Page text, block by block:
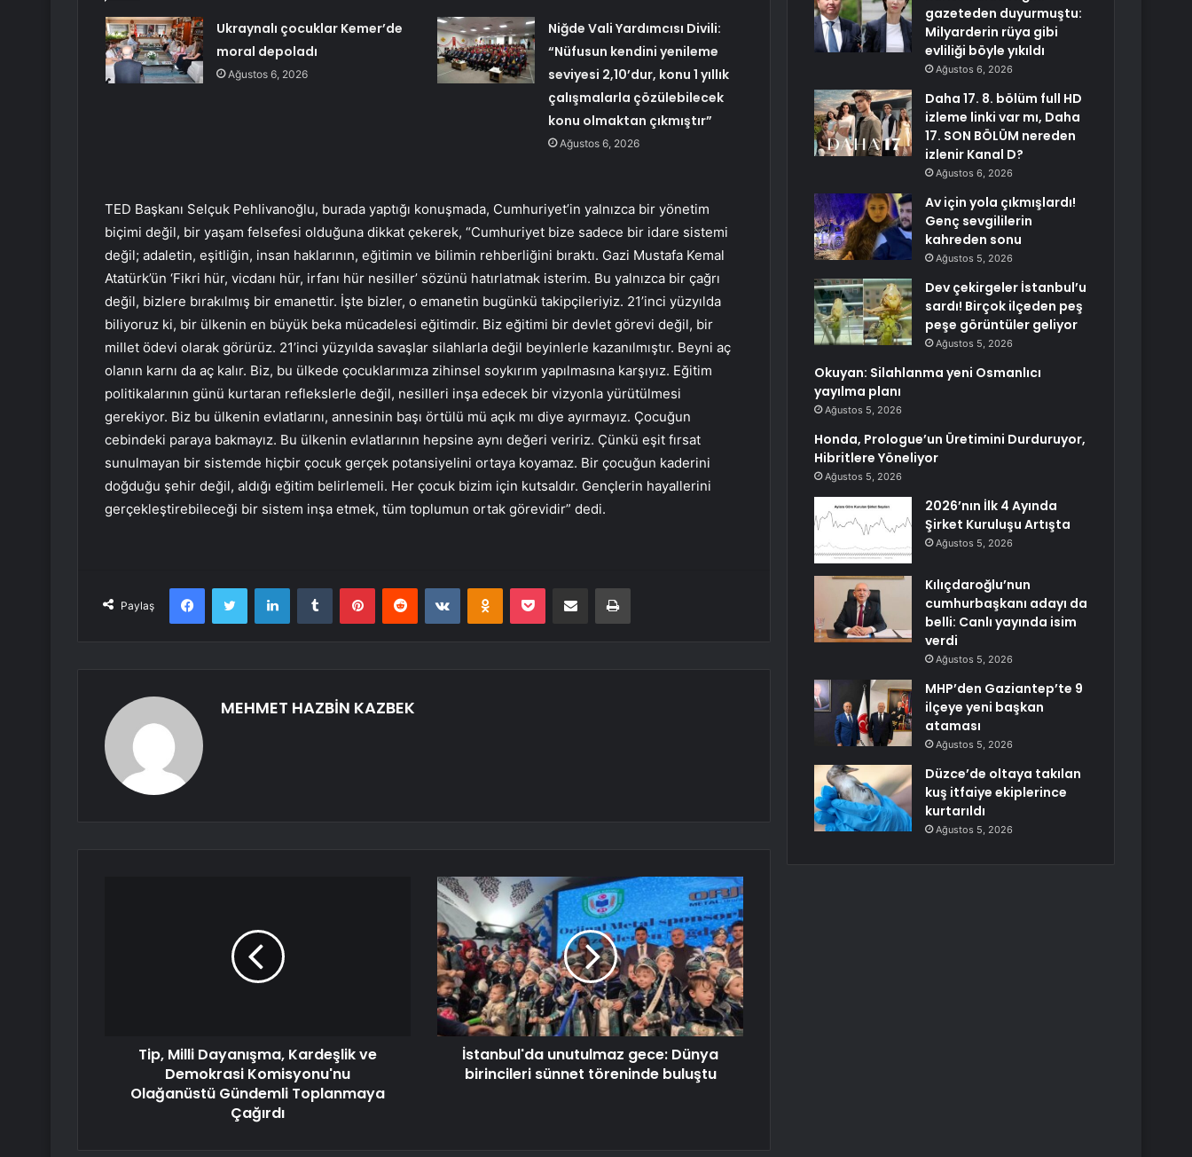
Ukraynalı çocuklar Kemer’de
moral depoladı
Ağustos 6, 2026
Niğde Vali Yardımcısı Divili:
“Nüfusun kendini yenileme
seviyesi 2,10’dur, konu 1 yıllık
çalışmalarla çözülebilecek
konu olmaktan çıkmıştır”
Ağustos 6, 2026
TED Başkanı Selçuk Pehlivanoğlu, burada yaptığı konuşmada, Cumhuriyet’in yalnızca bir yönetim
biçimi değil, bir yaşam felsefesi olduğuna dikkat çekerek, “Cumhuriyet bize sadece bir idare sistemi
değil; adaletin, eşitliğin, insan haklarının, eğitimin ve bilimin rehberliğini bıraktı. Gazi Mustafa Kemal
Atatürk’ün ‘Fikri hür, vicdanı hür, irfanı hür nesiller’ sözünü hatırlatmak isterim. Bu yalnızca bir çağrı
değil, bizlere bırakılmış bir emanettir. İşte bizler, o emanetin bugünkü takipçileriyiz. 21’inci yüzyılda
biliyoruz ki, bir ülkenin en büyük beka mücadelesi eğitimdir. Biz eğitimi bir devlet görevi değil, bir
millet ödevi olarak görürüz. 21’inci yüzyılda savaşlar silahlarla değil beyinlerle kazanılmıştır. Beyni aç
olanın karnı da aç kalır. Biz, bu ülkede çocuklarımıza zihinsel soykırım yapılmasına karşıyız. Eğitim
politikalarının günü kurtaran reflekslerle değil, nesilleri inşa edecek bir vizyonla yürütülmesi
gerekiyor. Biz bu ülkenin evlatlarını, annesinin başı örtülü mü açık mı diye ayırmayız. Çocuğun
cebindeki paraya bakmayız. Bu ülkenin evlatlarının hepsine aynı değeri veririz. Çünkü eşit fırsat
sunulmayan bir sistemde hiçbir çocuk gerçek potansiyelini ortaya koyamaz. Bir çocuğun kaderini
doğduğu şehir değil, aldığı eğitim belirlemeli. Her çocuk bizim için kutsaldır. Gençlerin hayallerini
gerçekleştirebileceği bir sistem inşa etmek, tüm toplumun ortak görevidir” dedi.
Paylaş
FacebookTwitter LinkedInTumblr PinterestReddit VKontakteOdnoklassniki
Pocket E-Posta ile paylaş Yazdır
MEHMET HAZBİN KAZBEK
Tip, Milli Dayanışma, Kardeşlik ve
Demokrasi Komisyonu'nu
Olağanüstü Gündemli Toplanmaya
Çağırdı
İstanbul'da unutulmaz gece: Dünya
birincileri sünnet töreninde buluştu
gazeteden duyurmuştu:
Milyarderin rüya gibi
evliliği böyle yıkıldı
Ağustos 6, 2026
Daha 17. 8. bölüm full HD
izleme linki var mı, Daha
17. SON BÖLÜM nereden
izlenir Kanal D?
Ağustos 6, 2026
Av için yola çıkmışlardı!
Genç sevgililerin
kahreden sonu
Ağustos 5, 2026
Dev çekirgeler İstanbul’u
sardı! Birçok ilçeden peş
peşe görüntüler geliyor
Ağustos 5, 2026
Okuyan: Silahlanma yeni Osmanlıcı
yayılma planı
Ağustos 5, 2026
Honda, Prologue’un Üretimini Durduruyor,
Hibritlere Yöneliyor
Ağustos 5, 2026
2026’nın İlk 4 Ayında
Şirket Kuruluşu Artışta
Ağustos 5, 2026
Kılıçdaroğlu’nun
cumhurbaşkanı adayı da
belli: Canlı yayında isim
verdi
Ağustos 5, 2026
MHP’den Gaziantep’te 9
ilçeye yeni başkan
ataması
Ağustos 5, 2026
Düzce’de oltaya takılan
kuş itfaiye ekiplerince
kurtarıldı
Ağustos 5, 2026